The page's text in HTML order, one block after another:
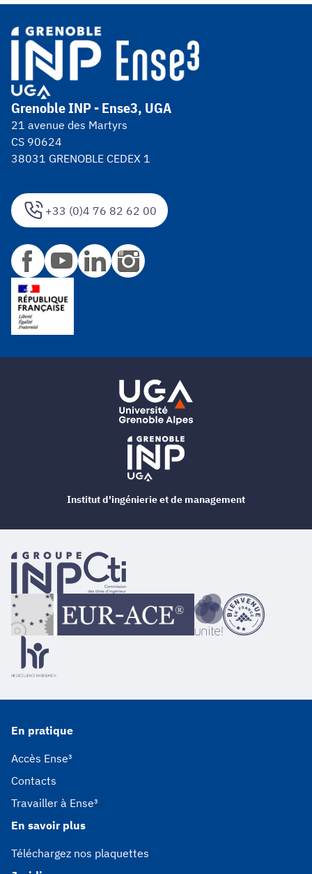
+33 (0)4 76 82 62 00
Grenoble INP - Ense3, UGA
21 avenue des Martyrs
CS 90624
38031 GRENOBLE CEDEX 1
En pratique
Accès Ense³
Contacts
Travailler à Ense³
En savoir plus
Téléchargez nos plaquettes
Institut d'ingénierie et de management